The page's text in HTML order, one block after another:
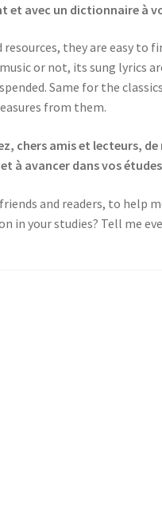
et avec un dictionnaire à
they are easy to
or not, its sung lyrics
Same for the
from them.
chers amis et lecteurs,
à avancer dans vos
and readers, to help
in your studies? Tell me